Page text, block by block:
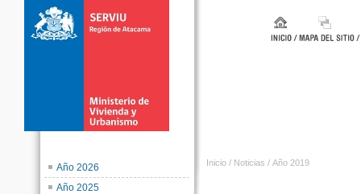
Año 2026
Año 2025
Inicio / Noticias / Año 2019